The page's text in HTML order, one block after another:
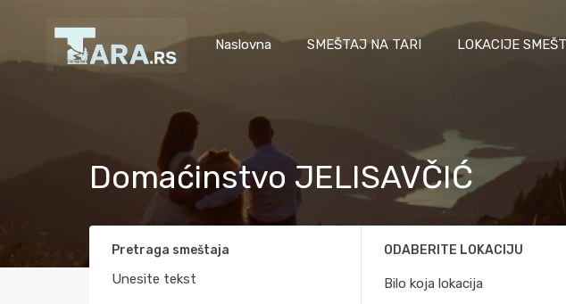
Naslovna SMEŠTAJ NA TARI LOKACIJE
Domaćinstvo JELISAVČIĆ
Pretraga smeštaja ODABERITE LOKACIJU
Bilo koja lokacija